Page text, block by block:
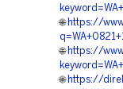
🌐 https://
🌐 https://
🌐 https://